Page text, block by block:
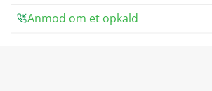
Anmod om et opkald